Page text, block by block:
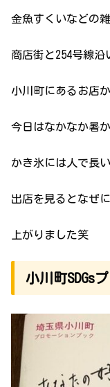
金魚すくいなどの
商店街と254号線沿
小川町にあるお店
今日はなかなか暑か
かき氷には人で長
出店を見るとなぜ
上がりました笑
小川町SDGs